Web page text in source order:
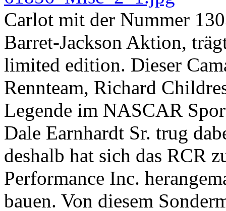
Carlot mit der Nummer
Barret-Jackson Aktion,
limited edition. Dieser
Rennteam, Richard
Legende im NASCAR
Dale Earnhardt Sr. trug
deshalb hat sich das RCR
Performance Inc.
bauen. Von diesem